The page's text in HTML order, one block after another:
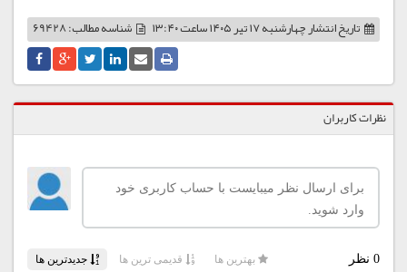
شناسه مطالب: 69428 تاریخ انتشارچهارشنبه ۱۷ تیر ۱۴۰۵ ساعت ۱۳:۴۰
نظرات کاربران